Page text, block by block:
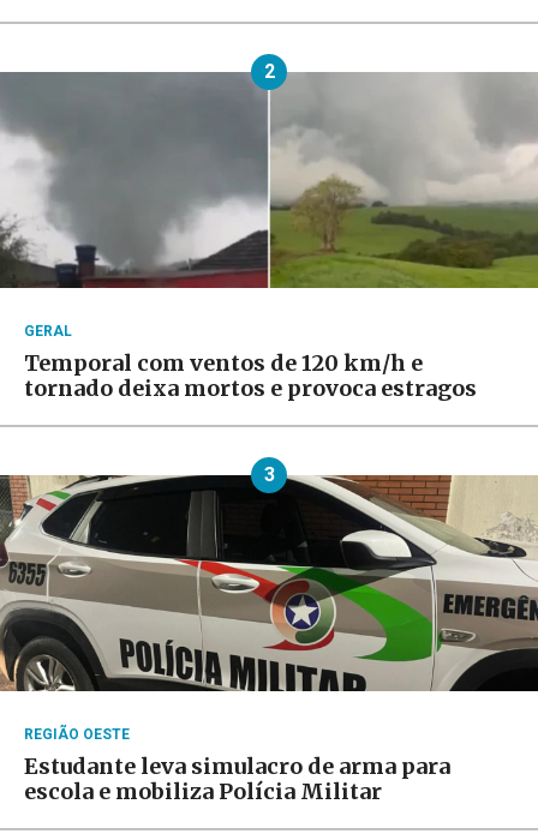
2
GERAL
Temporal com ventos de 120 km/h e
tornado deixa mortos e provoca estragos
3
REGIÃO OESTE
Estudante leva simulacro de arma para
escola e mobiliza Polícia Militar